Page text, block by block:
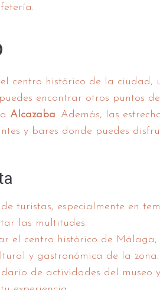
centro histórico de la ciudad,
encontrar otros puntos
Alcazaba. Además, las
y bares donde puedes
turistas, especialmente en
las multitudes.
el centro histórico de Málaga,
y gastronómica de la zona.
de actividades del museo